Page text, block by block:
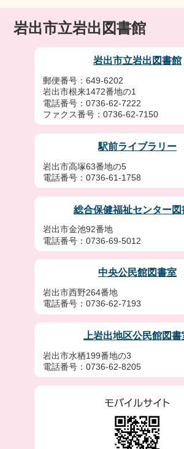
岩出市立岩出図書館
岩出市立岩出図書館
郵便番号：649-6202
岩出市根来1472番地の1
電話番号：0736-62-7222
ファクス番号：0736-62-7150
駅前ライブラリー
岩出市高塚63番地の5
電話番号：0736-61-1758
総合保健福祉センター図
岩出市金池92番地
電話番号：0736-69-5012
中央公民館図書室
岩出市西野264番地
電話番号：0736-62-7193
上岩出地区公民館図書
岩出市水栖199番地の3
電話番号：0736-62-8205